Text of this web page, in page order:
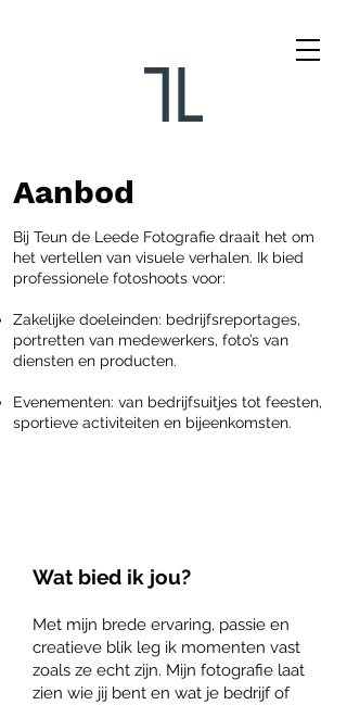
Aanbod
Bij Teun de Leede Fotografie draait het om
het vertellen van visuele verhalen. Ik bied
professionele fotoshoots voor:​
Zakelijke doeleinden: bedrijfsreportages,
portretten van medewerkers, foto’s van
diensten en producten.
Evenementen: van bedrijfsuitjes tot feesten,
sportieve activiteiten en bijeenkomsten.
Wat bied ik jou?
Met mijn brede ervaring, passie en
creatieve blik leg ik momenten vast
zoals ze echt zijn. Mijn fotografie laat
zien wie jij bent en wat je bedrijf of